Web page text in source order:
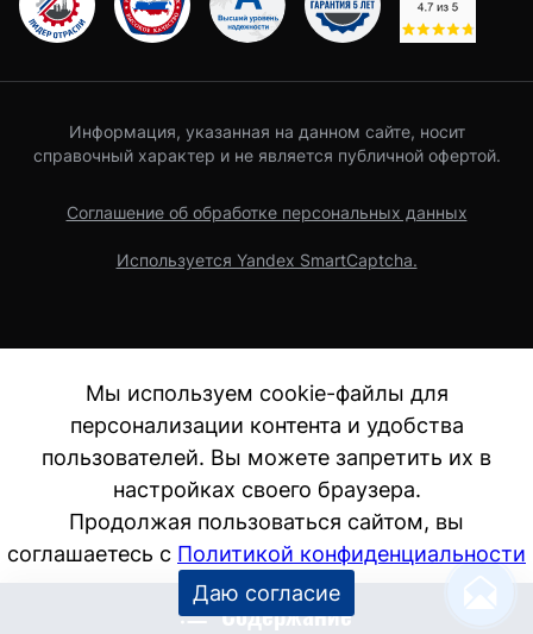
Содержание
Информация, указанная на данном сайте, носит
справочный характер и не является публичной офертой.
Соглашение об обработке персональных данных
Используется Yandex SmartCaptcha.
Мы используем cookie-файлы для
персонализации контента и удобства
пользователей. Вы можете запретить их в
настройках своего браузера.
Продолжая пользоваться сайтом, вы
соглашаетесь с Политикой конфиденциальности
Даю согласие